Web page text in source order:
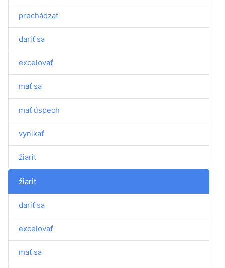
prechádzať
dariť sa
excelovať
mať sa
mať úspech
vynikať
žiariť
žiariť
dariť sa
excelovať
mať sa